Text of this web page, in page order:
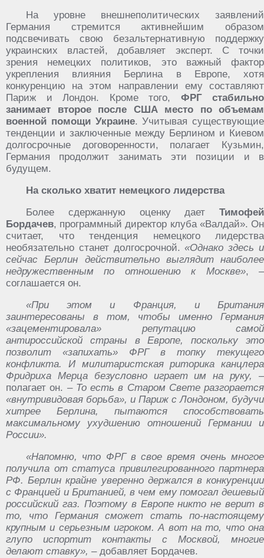
На уровне внешнеполитических заявлений
Германия стремится активнейшим образом
подсвечивать свою безальтернативную поддержку
украинских властей, добавляет эксперт. С точки
зрения немецких политиков, это важный фактор
укрепления влияния Берлина в Европе, хотя
конкуренцию на этом направлении ему составляют
Париж и Лондон. Кроме того, ФРГ стабильно
занимает второе после США место по объемам
военной помощи Украине. Учитывая существующие
тенденции и заключенные между Берлином и Киевом
долгосрочные договоренности, полагает Кузьмин,
Германия продолжит занимать эти позиции и в
будущем.
На сколько хватит немецкого лидерства
Более сдержанную оценку дает Тимофей
Бордачев, программный директор клуба «Валдай». Он
считает, что тенденция немецкого лидерства
необязательно станет долгосрочной.«Однако здесь и
сейчас Берлин действительно выглядит наиболее
недружественным по отношению к Москве», –
соглашается он.
«При этом и Франция, и Британия
заинтересованы в том, чтобы именно Германия
«зацементировала» репутацию самой
антироссийской страны в Европе, поскольку это
позволит «запихать» ФРГ в топку текущего
конфликта. И милитаристская риторика канцлера
Фридриха Мерца безусловно играет им на руку, –
полагает он. – То есть в Старом Свете разгорается
«внутривидовая борьба», и Париж с Лондоном, будучи
хитрее Берлина, пытаются способствовать
максимальному ухудшению отношений Германии и
России».
«Напомню, что ФРГ в свое время очень многое
получила от статуса привилегированного партнера
РФ. Берлин крайне уверенно держался в конкуренции
с Францией и Британией, в чем ему помогал дешевый
российский газ. Поэтому в Европе никто не верит в
то, что Германия сможет стать по-настоящему
крупным и серьезным игроком. А вот на то, что она
глупо испортит контакты с Москвой, многие
делают ставку», – добавляет Бордачев.